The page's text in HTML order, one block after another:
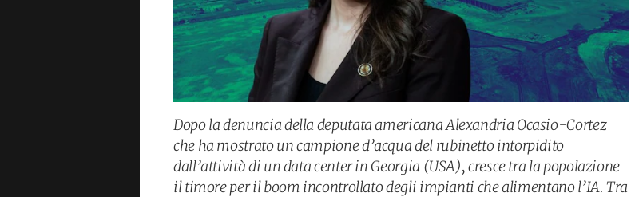
Dopo la denuncia della deputata americana Alexandria Ocasio-Cortez
che ha mostrato un campione d’acqua del rubinetto intorpidito
dall’attività di un data center in Georgia (USA), cresce tra la popolazione
il timore per il boom incontrollato degli impianti che alimentano l’IA. Tra